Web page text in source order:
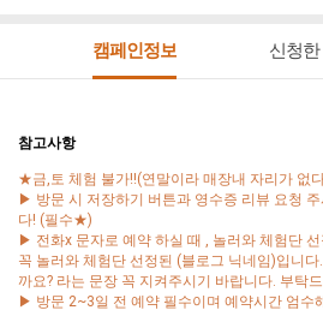
캠페인정보 신청
참고사항
★금,토 체험 불가!!(연말이라 매장내 자리가 없
▶ 방문 시 저장하기 버튼과 영수증 리뷰 요청
다! (필수★)
▶ 전화x 문자로 예약 하실 때 , 놀러와 체험단
꼭 놀러와 체험단 선정된 (블로그 닉네임)입니
까요? 라는 문장 꼭 지켜주시기 바랍니다. 부탁
▶ 방문 2~3일 전 예약 필수이며 예약시간 엄수